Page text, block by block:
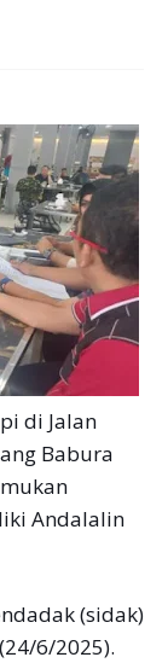
di Jalan
Babura
Andalalin
(sidak)
6/2025).